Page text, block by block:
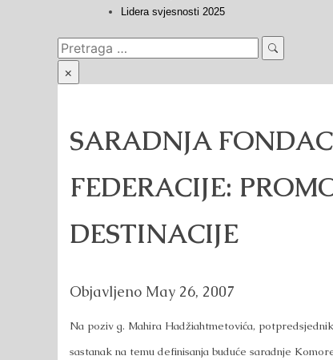
Lidera svjesnosti 2025
Search
for:
Search
×
SARADNJA
FEDERACIJE:
DESTINACIJE
Objavljeno May 26, 2007
Na poziv g. Mahira Hadžiahtmetovića,
sastanak na temu definisanja buduće saradnje